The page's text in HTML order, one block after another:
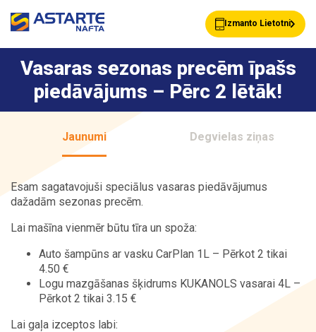
Izmanto Lietotni
Akcijas Jaunumi
Uzpildes stacijas
Vairumtirdzniecība Par ASTARTE
Vasaras sezonas precēm īpašs
piedāvājums – Pērc 2 lētāk!
Jaunumi Degvielas ziņas
Esam sagatavojuši speciālus vasaras piedāvājumus
dažadām sezonas precēm.
Lai mašīna vienmēr būtu tīra un spoža:
Auto šampūns ar vasku CarPlan 1L – Pērkot 2 tikai
4.50 €
Logu mazgāšanas šķidrums KUKANOLS vasarai 4L –
Pērkot 2 tikai 3.15 €
Lai gaļa izceptos labi: